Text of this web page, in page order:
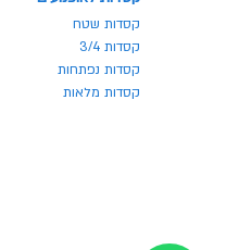
קסדות שטח
קסדות 3/4
קסדות נפתחות
קסדות מלאות